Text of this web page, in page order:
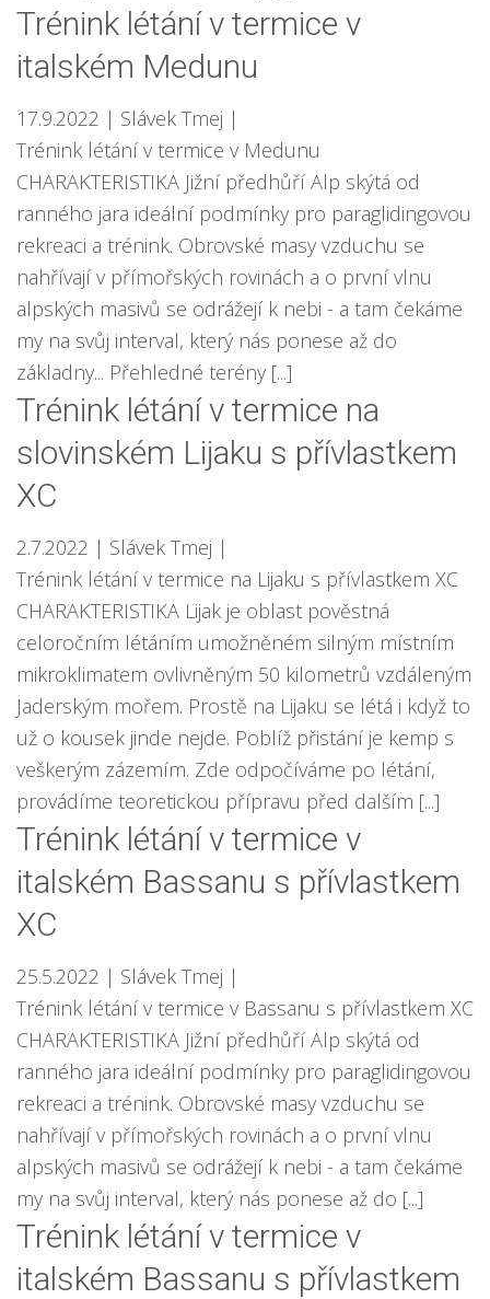
Trénink létání v termice v
italském Medunu
17.9.2022 | Slávek Tmej |
Trénink létání v termice v Medunu
CHARAKTERISTIKA Jižní předhůří Alp skýtá od
ranného jara ideální podmínky pro paraglidingovou
rekreaci a trénink. Obrovské masy vzduchu se
nahřívají v přímořských rovinách a o první vlnu
alpských masivů se odrážejí k nebi - a tam čekáme
my na svůj interval, který nás ponese až do
základny... Přehledné terény [...]
Trénink létání v termice na
slovinském Lijaku s přívlastkem
XC
2.7.2022 | Slávek Tmej |
Trénink létání v termice na Lijaku s přívlastkem XC
CHARAKTERISTIKA Lijak je oblast pověstná
celoročním létáním umožněném silným místním
mikroklimatem ovlivněným 50 kilometrů vzdáleným
Jaderským mořem. Prostě na Lijaku se létá i když to
už o kousek jinde nejde. Poblíž přistání je kemp s
veškerým zázemím. Zde odpočíváme po létání,
provádíme teoretickou přípravu před dalším [...]
Trénink létání v termice v
italském Bassanu s přívlastkem
XC
25.5.2022 | Slávek Tmej |
Trénink létání v termice v Bassanu s přívlastkem XC
CHARAKTERISTIKA Jižní předhůří Alp skýtá od
ranného jara ideální podmínky pro paraglidingovou
rekreaci a trénink. Obrovské masy vzduchu se
nahřívají v přímořských rovinách a o první vlnu
alpských masivů se odrážejí k nebi - a tam čekáme
my na svůj interval, který nás ponese až do [...]
Trénink létání v termice v
italském Bassanu s přívlastkem